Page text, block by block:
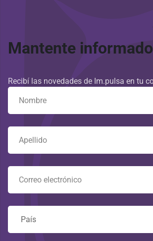
Mantente
Recibí las novedades de Im.pulsa en tu